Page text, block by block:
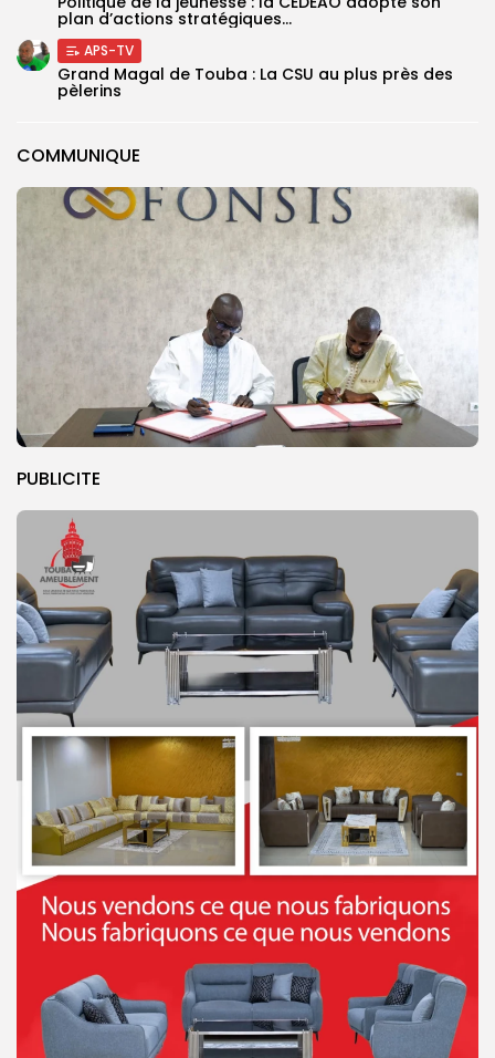
COMMUNIQUE
PUBLICITE
plan d’actions stratégiques...
APS-TV
Grand Magal de Touba : La CSU au plus près des
pèlerins